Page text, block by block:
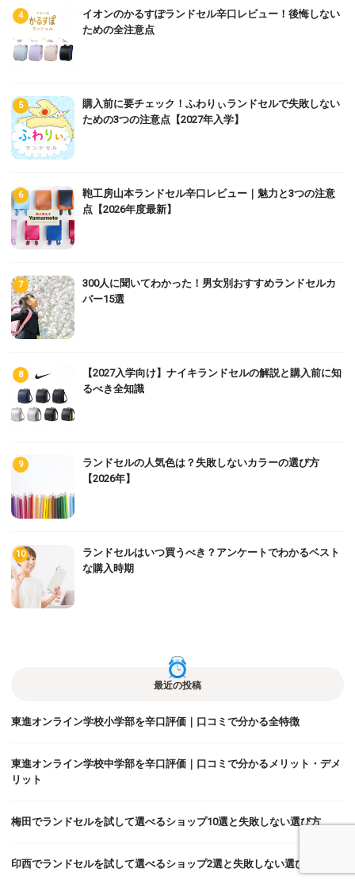
イオンのかるすぽランドセル辛口レビュー！後悔しない
ための全注意点
購入前に要チェック！ふわりぃランドセルで失敗しない
ための3つの注意点【2027年入学】
鞄工房山本ランドセル辛口レビュー｜魅力と3つの注意
点【2026年度最新】
300人に聞いてわかった！男女別おすすめランドセルカ
バー15選
【2027入学向け】ナイキランドセルの解説と購入前に知
るべき全知識
ランドセルの人気色は？失敗しないカラーの選び方
【2026年】
ランドセルはいつ買うべき？アンケートでわかるベスト
な購入時期
最近の投稿
東進オンライン学校小学部を辛口評価｜口コミで分かる全特徴
東進オンライン学校中学部を辛口評価｜口コミで分かるメリット・デメ
リット
梅田でランドセルを試して選べるショップ10選と失敗しない選び方
印西でランドセルを試して選べるショップ2選と失敗しない選び方